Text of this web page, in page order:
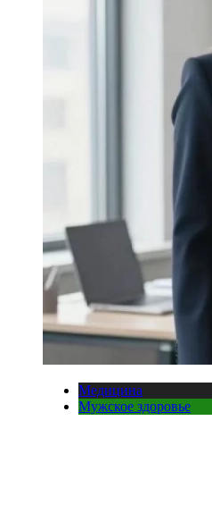
Медицина
Мужское здоровье